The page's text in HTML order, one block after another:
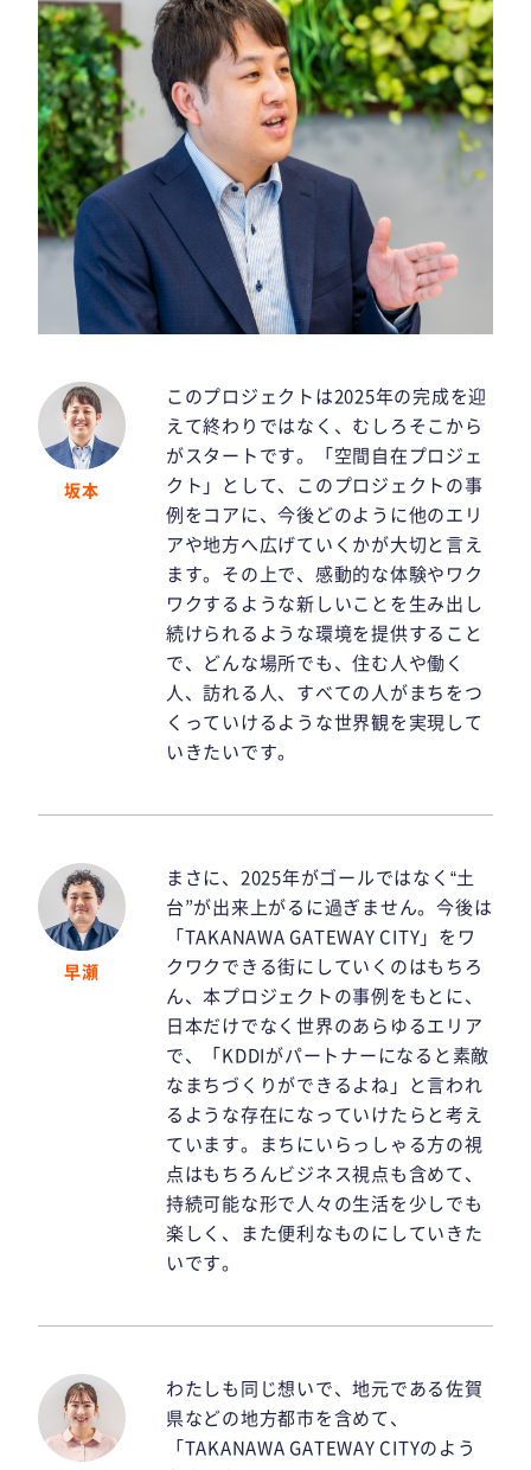
坂本
このプロジェクトは2025年の完成を迎
えて終わりではなく、むしろそこから
がスタートです。「空間自在プロジェ
クト」として、このプロジェクトの事
例をコアに、今後どのように他のエリ
アや地方へ広げていくかが大切と言え
ます。その上で、感動的な体験やワク
ワクするような新しいことを生み出し
続けられるような環境を提供すること
で、どんな場所でも、住む人や働く
人、訪れる人、すべての人がまちをつ
くっていけるような世界観を実現して
いきたいです。
早瀬
まさに、2025年がゴールではなく“土
台”が出来上がるに過ぎません。今後は
「TAKANAWA GATEWAY CITY」をワ
クワクできる街にしていくのはもちろ
ん、本プロジェクトの事例をもとに、
日本だけでなく世界のあらゆるエリア
で、「KDDIがパートナーになると素敵
なまちづくりができるよね」と言われ
るような存在になっていけたらと考え
ています。まちにいらっしゃる方の視
点はもちろんビジネス視点も含めて、
持続可能な形で人々の生活を少しでも
楽しく、また便利なものにしていきた
いです。
わたしも同じ想いで、地元である佐賀
県などの地方都市を含めて、
「TAKANAWA GATEWAY CITYのよう